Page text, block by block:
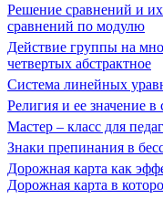
Решение сравнений и
сравнений по модулю
Действие группы на
четвертых абстрактное
Система линейных
Религия и ее значение
Мастер – класс для
Знаки препинания в
Дорожная карта как
Дорожная карта в